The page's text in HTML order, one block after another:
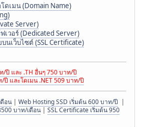
ดเมน (Domain Name)
Server)
เวอร์ (Dedicated Server)
นเว็บไซต์ (SSL Certificate)
/ปี และ .TH อื่นๆ 750 บาท/ปี
ปี และโดเมน .NET 509 บาท/ปี
ดือน | Web Hosting SSD เริ่มต้น 600 บาท/ปี |
บาท/เดือน | SSL Certificate เริ่มต้น 950